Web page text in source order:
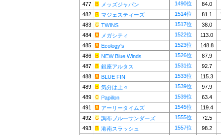
477
メッズジャパン 1490位
84.0
482
マジェスティーズ 1514位 81.1
483
TWINS 1517位
38.0
484
メガシティ 1522位
113.0
485
Ecology's 1523位
148.8
486
NEW Blue Winds 1526位
87.9
487
銀座アルタス 1531位
92.7
488
BLUE FIN 1533位
115.3
489
気分は上々 1539位
97.9
489
Papillon 1539位
63.4
491
アーリータイムズ 1545位
119.4
492
調布ブルーサンダーズ 1555位
72.5
493
港南スラッシュ 1557位
98.2